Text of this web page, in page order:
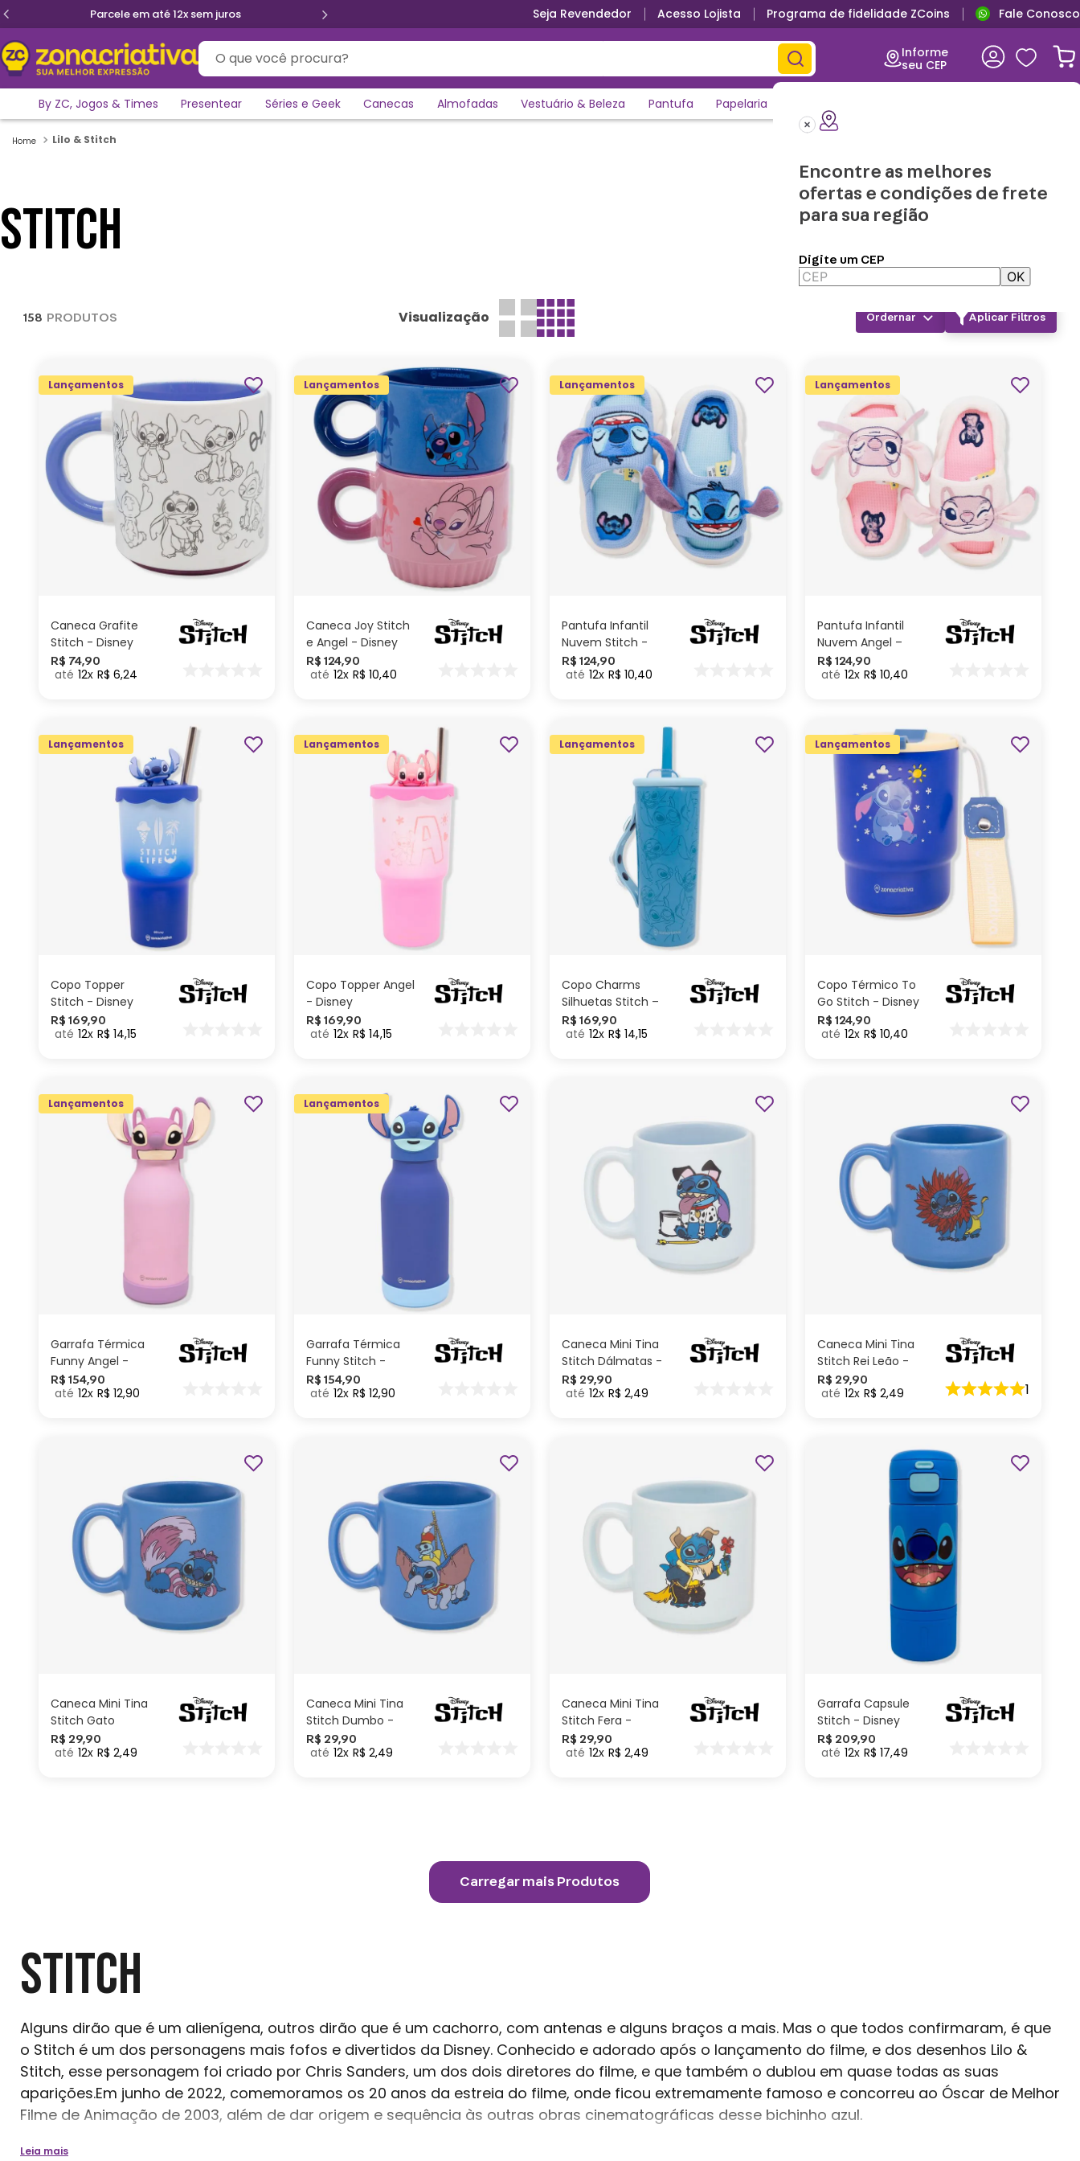
Parcele em até 12x sem juros Seja Revendedor Acesso Lojista Programa de fidelidade ZCoins Fale Conosco
O que você procura?
Informe
seu CEP
Encontre as melhores
ofertas e condições de frete
para sua região
Digite um CEP
OK
By ZC, Jogos & Times Presentear Séries e Geek Canecas Almofadas Vestuário & Beleza Pantufa Papelaria
Lilo & Stitch
STITCH
158 PRODUTOS Visualização Aplicar Filtros
Lançamentos
Caneca Grafite
Stitch - Disney
R$ 74,90
12 R$ 6,24
ADICIONAR AO
CARRINHO
Lançamentos
Caneca Joy Stitch
e Angel - Disney
R$ 124,90
12 R$ 10,40
ADICIONAR AO
CARRINHO
Lançamentos
Pantufa Infantil
Nuvem Stitch -
Disney
R$ 124,90
12 R$ 10,40
M
ADICIONAR AO
Lançamentos
Pantufa Infantil
Nuvem Angel –
Disney
R$ 124,90
12 R$ 10,40
M P
Lançamentos
Copo Topper
Stitch - Disney
R$ 169,90
12 R$ 14,15
ADICIONAR AO
CARRINHO
Lançamentos
Copo Topper Angel
- Disney
R$ 169,90
12 R$ 14,15
Lançamentos
Copo Charms
Silhuetas Stitch –
Disney
R$ 169,90
12 R$ 14,15
ADICIONAR AO
CARRINHO
Lançamentos
Copo Térmico To
Go Stitch - Disney
R$ 124,90
12 R$ 10,40
Lançamentos
Garrafa Térmica
Funny Angel -
Disney
R$ 154,90
12 R$ 12,90
ADICIONAR AO
CARRINHO
Lançamentos
Garrafa Térmica
Funny Stitch -
Disney
R$ 154,90
12 R$ 12,90
ADICIONAR AO
Caneca Mini Tina
Stitch Dálmatas -
Disney
R$ 29,90
12 R$ 2,49
Caneca Mini Tina
Stitch Rei Leão -
Disney
R$ 29,90
12 R$ 2,49 1
Caneca Mini Tina
Stitch Gato
Risonho - Disney
R$ 29,90
12 R$ 2,49
Caneca Mini Tina
Stitch Dumbo -
Disney
R$ 29,90
12 R$ 2,49
Caneca Mini Tina
Stitch Fera -
Disney
R$ 29,90
12 R$ 2,49
Garrafa Capsule
Stitch - Disney
R$ 209,90
12 R$ 17,49
ADICIONAR AO
CARRINHO
STITCH
Alguns dirão que é um alienígena, outros dirão que é um cachorro, com antenas e alguns braços a mais. Mas o que todos confirmaram, é que
o Stitch é um dos personagens mais fofos e divertidos da Disney. Conhecido e adorado após o lançamento do filme, e dos desenhos Lilo &
Stitch, esse personagem foi criado por Chris Sanders, um dos dois diretores do filme, e que também o dublou em quase todas as suas
aparições.Em junho de 2022, comemoramos os 20 anos da estreia do filme, onde ficou extremamente famoso e concorreu ao Óscar de Melhor
Filme de Animação de 2003, além de dar origem e sequência às outras obras cinematográficas desse bichinho azul.
Leia mais